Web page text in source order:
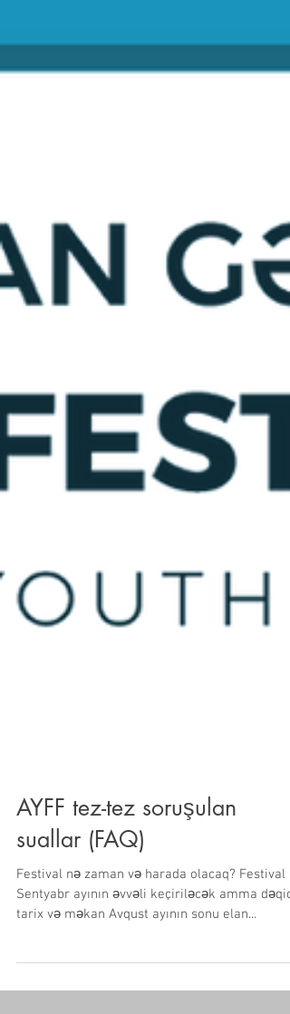
AYFF tez-tez soruşulan
suallar (FAQ)
Festival nə zaman və harada olacaq? Festival
Sentyabr ayının əvvəli keçiriləcək amma dəqiq